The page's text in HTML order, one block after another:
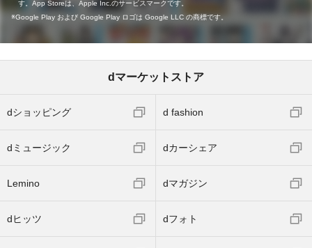
す。App Storeは、Apple Inc.のサービスマークです。
Google Play および Google Play ロゴは Google LLC の商標です。
dマーケットストア
dショッピング d fashion
dミュージック dカーシェア
Lemino dマガジン
dヒッツ dフォト